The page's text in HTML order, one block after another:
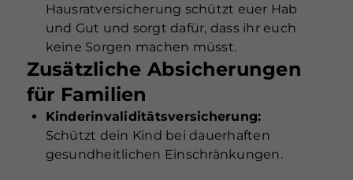
Hausratversicherung schützt euer Hab
und Gut und sorgt dafür, dass ihr euch
keine Sorgen machen müsst.
Zusätzliche Absicherungen
für Familien
Kinderinvaliditätsversicherung:
Schützt dein Kind bei dauerhaften
gesundheitlichen Einschränkungen.